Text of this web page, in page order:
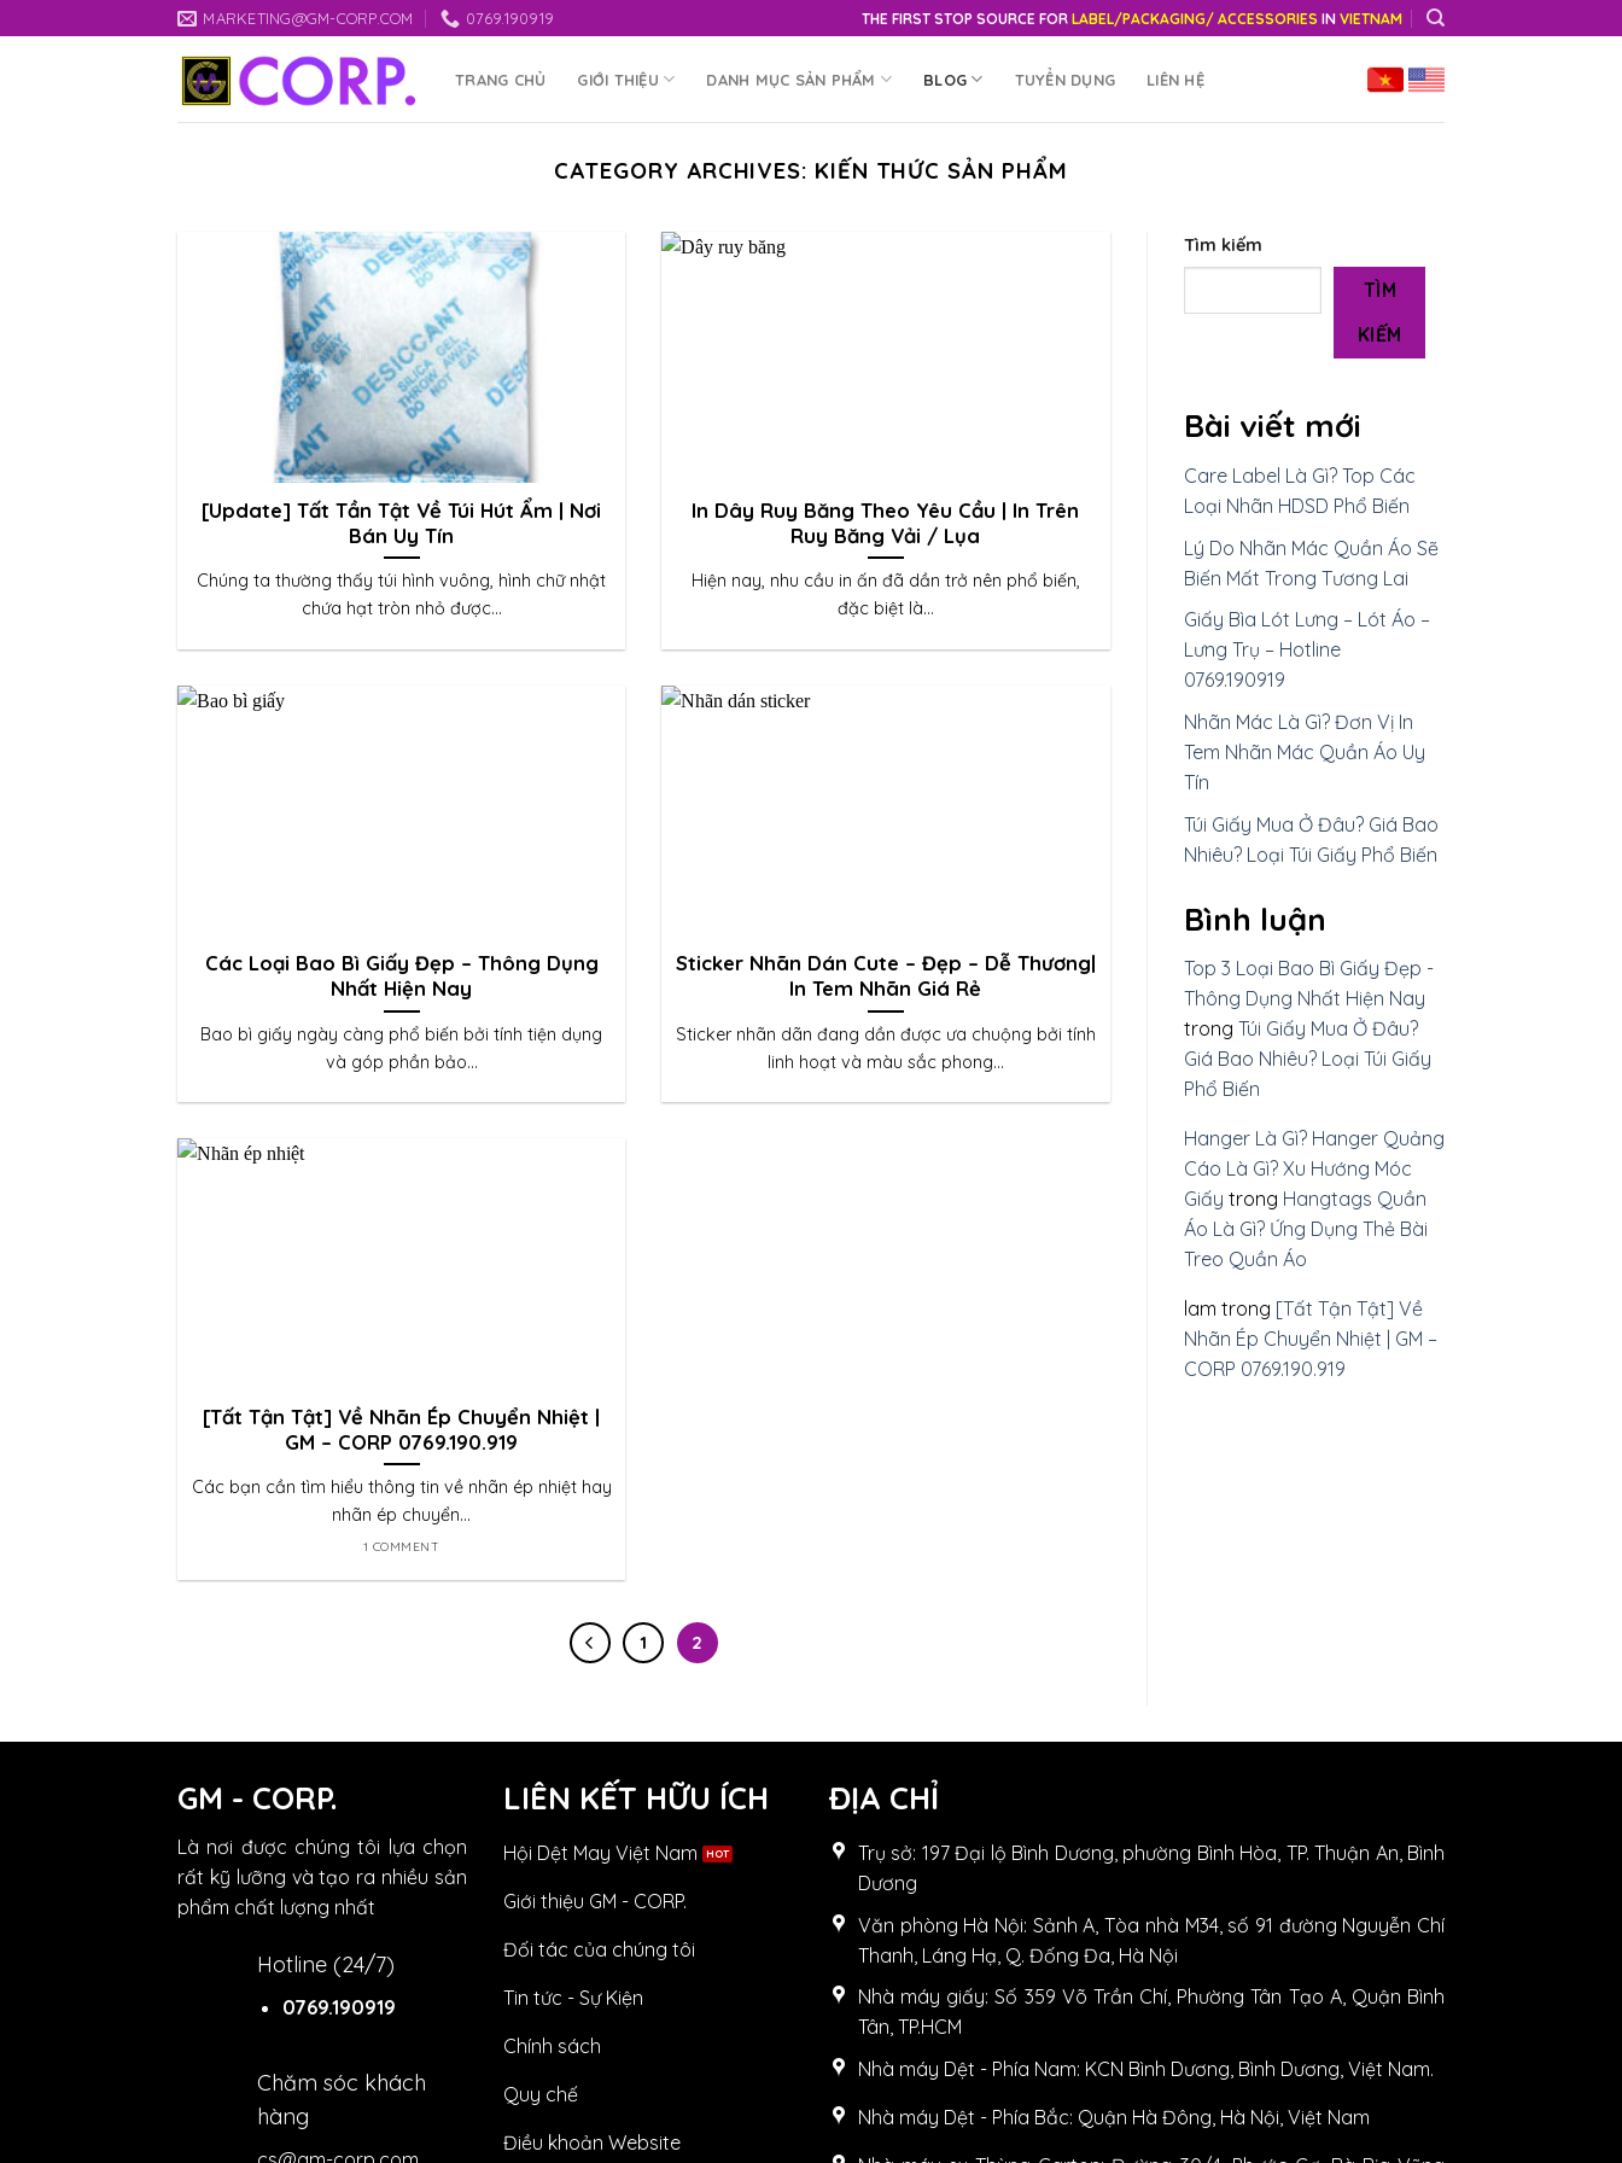
to
MARKETING@GM-CORP.COM 0769.190919 THE FIRST STOP SOURCE FOR LABEL/PACKAGING/ ACCESSORIES INVIETNAM
TRANG CHỦ GIỚI THIỆU DANH MỤC SẢN PHẨM BLOG TUYỂN DỤNG LIÊN HỆ
CATEGORY ARCHIVES: KIẾN THỨC SẢN PHẨM
[Update] Tất Tần Tật Về Túi Hút Ẩm | Nơi
Bán Uy Tín
Chúng ta thường thấy túi hình vuông, hình chữ nhật
chứa hạt tròn nhỏ được...
In Dây Ruy Băng Theo Yêu Cầu | In Trên
Ruy Băng Vải / Lụa
Hiện nay, nhu cầu in ấn đã dần trở nên phổ biến,
đặc biệt là...
Các Loại Bao Bì Giấy Đẹp – Thông Dụng
Nhất Hiện Nay
Bao bì giấy ngày càng phổ biến bởi tính tiện dụng
và góp phần bảo...
Sticker Nhãn Dán Cute – Đẹp – Dễ Thương|
In Tem Nhãn Giá Rẻ
Sticker nhãn dãn đang dần được ưa chuộng bởi tính
linh hoạt và màu sắc phong...
[Tất Tận Tật] Về Nhãn Ép Chuyển Nhiệt |
GM – CORP 0769.190.919
Các bạn cần tìm hiểu thông tin về nhãn ép nhiệt hay
nhãn ép chuyển...
1 COMMENT
1 2
Tìm kiếm
TÌM
KIẾM
Bài viết mới
Care Label Là Gì? Top Các
Loại Nhãn HDSD Phổ Biến
Lý Do Nhãn Mác Quần Áo Sẽ
Biến Mất Trong Tương Lai
Giấy Bìa Lót Lưng – Lót Áo –
Lưng Trụ – Hotline
0769.190919
Nhãn Mác Là Gì? Đơn Vị In
Tem Nhãn Mác Quần Áo Uy
Tín
Túi Giấy Mua Ở Đâu? Giá Bao
Nhiêu? Loại Túi Giấy Phổ Biến
Bình luận
Top 3 Loại Bao Bì Giấy Đẹp -
Thông Dụng Nhất Hiện Nay
trong Túi Giấy Mua Ở Đâu?
Giá Bao Nhiêu? Loại Túi Giấy
Phổ Biến
Hanger Là Gì? Hanger Quảng
Cáo Là Gì? Xu Hướng Móc
Giấy trong Hangtags Quần
Áo Là Gì? Ứng Dụng Thẻ Bài
Treo Quần Áo
lam trong [Tất Tận Tật] Về
Nhãn Ép Chuyển Nhiệt | GM –
CORP 0769.190.919
GM - CORP.
Là nơi được chúng tôi lựa chọn
rất kỹ lưỡng và tạo ra nhiều sản
phẩm chất lượng nhất
Hotline (24/7)
0769.190919
Chăm sóc khách
hàng
LIÊN KẾT HỮU ÍCH
Hội Dệt May Việt Nam
Giới thiệu GM - CORP.
Đối tác của chúng tôi
Tin tức - Sự Kiện
Chính sách
Quy chế
Điều khoản Website
ĐỊA CHỈ
Trụ sở: 197 Đại lộ Bình Dương, phường Bình Hòa, TP. Thuận An, Bình
Dương
Văn phòng Hà Nội: Sảnh A, Tòa nhà M34, số 91 đường Nguyễn Chí
Thanh, Láng Hạ, Q. Đống Đa, Hà Nội
Nhà máy giấy: Số 359 Võ Trần Chí, Phường Tân Tạo A, Quận Bình
Tân, TP.HCM
Nhà máy Dệt - Phía Nam: KCN Bình Dương, Bình Dương, Việt Nam.
Nhà máy Dệt - Phía Bắc: Quận Hà Đông, Hà Nội, Việt Nam